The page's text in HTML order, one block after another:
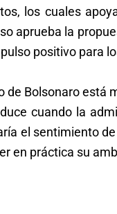
los cuales
aprueba la
positivo para
de Bolsonaro
cuando la
el sentimiento
en práctica su